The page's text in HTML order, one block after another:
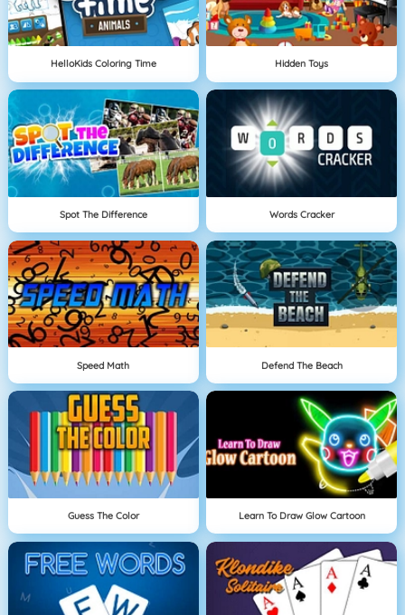
HelloKids Coloring Time Hidden Toys
Spot The Difference Words Cracker
Speed Math Defend The Beach
Guess The Color Learn To Draw Glow Cartoon